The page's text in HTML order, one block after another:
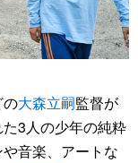
の大森立嗣監督が
3人の少年の純粋
音楽、アートな